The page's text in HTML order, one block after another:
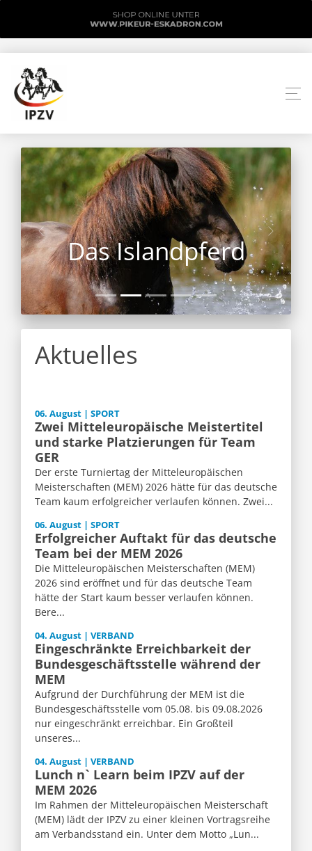
Das Islandpferd
Aktuelles
06. August | SPORT
Zwei Mitteleuropäische Meistertitel
und starke Platzierungen für Team
GER
Der erste Turniertag der Mitteleuropäischen
Meisterschaften (MEM) 2026 hätte für das deutsche
Team kaum erfolgreicher verlaufen können. Zwei...
06. August | SPORT
Erfolgreicher Auftakt für das deutsche
Team bei der MEM 2026
Die Mitteleuropäischen Meisterschaften (MEM)
2026 sind eröffnet und für das deutsche Team
hätte der Start kaum besser verlaufen können.
Bere...
04. August | VERBAND
Eingeschränkte Erreichbarkeit der
Bundesgeschäftsstelle während der
MEM
Aufgrund der Durchführung der MEM ist die
Bundesgeschäftsstelle vom 05.08. bis 09.08.2026
nur eingeschränkt erreichbar. Ein Großteil
unseres...
04. August | VERBAND
Lunch n` Learn beim IPZV auf der
MEM 2026
Im Rahmen der Mitteleuropäischen Meisterschaft
(MEM) lädt der IPZV zu einer kleinen Vortragsreihe
am Verbandsstand ein. Unter dem Motto „Lun...